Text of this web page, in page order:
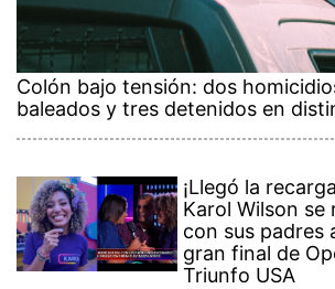
Colón bajo tensión: dos
baleados y tres detenidos en
¡Llegó la
Karol Wilson se
con sus padres
gran final de
Triunfo USA